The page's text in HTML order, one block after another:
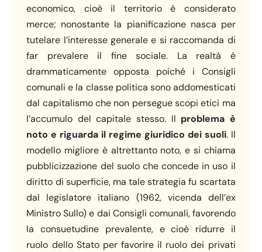
economico, cioè il territorio è considerato
merce; nonostante la pianificazione nasca per
tutelare l’interesse generale e si raccomanda di
far prevalere il fine sociale. La realtà è
drammaticamente opposta poiché i Consigli
comunali e la classe politica sono addomesticati
dal capitalismo che non persegue scopi etici ma
l’accumulo del capitale stesso. Il problema è
noto e riguarda il regime giuridico dei suoli. Il
modello migliore è altrettanto noto, e si chiama
pubblicizzazione del suolo che concede in uso il
diritto di superficie, ma tale strategia fu scartata
dal legislatore italiano (1962, vicenda dell’ex
Ministro Sullo) e dai Consigli comunali, favorendo
la consuetudine prevalente, e cioè ridurre il
ruolo dello Stato per favorire il ruolo dei privati